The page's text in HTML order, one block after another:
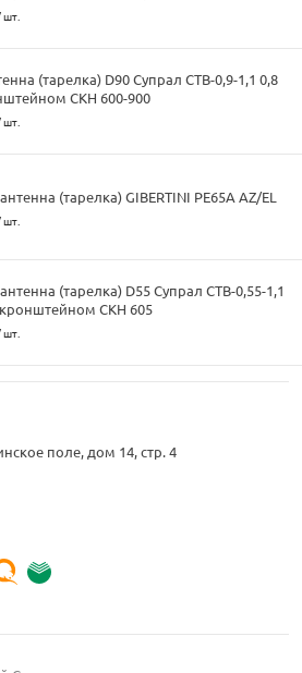
шт.
(тарелка) D90 Супрал СТВ-0,9-1,1 0,8
СКН 600-900
шт.
(тарелка) GIBERTINI PE65A AZ/EL
шт.
(тарелка) D55 Супрал СТВ-0,55-1,1
СКН 605
шт.
поле, дом 14, стр. 4